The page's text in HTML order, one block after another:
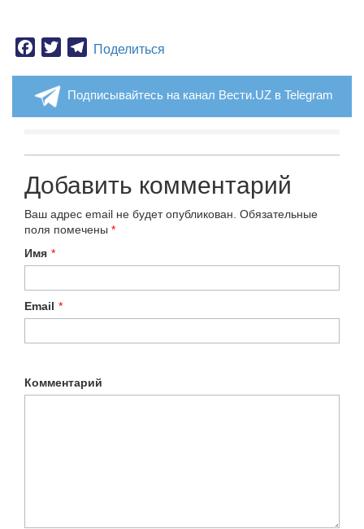
Facebook
TwitterTelegram
Поделиться
Подписывайтесь на канал Вести.UZ в Telegram
Добавить комментарий
Ваш адрес email не будет опубликован. Обязательные
поля помечены *
Имя *
Email *
Комментарий